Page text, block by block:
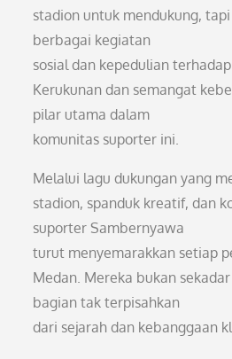
stadion untuk mendukung,
berbagai kegiatan
sosial dan kepedulian
Kerukunan dan semangat
pilar utama dalam
komunitas suporter ini.
Melalui lagu dukungan yang
stadion, spanduk kreatif, dan
suporter Sambernyawa
turut menyemarakkan setiap
Medan. Mereka bukan
bagian tak terpisahkan
dari sejarah dan kebanggaan